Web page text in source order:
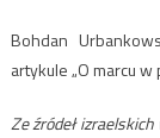
Bohdan
artykule „O marcu
Ze źródeł